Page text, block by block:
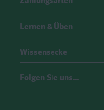
Lernen & Üben
Wissensecke
Folgen Sie uns…